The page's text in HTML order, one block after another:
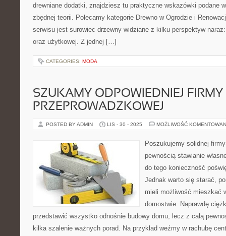
drewniane dodatki, znajdziesz tu praktyczne wskazówki podane
zbędnej teorii. Polecamy kategorie Drewno w Ogrodzie i
serwisu jest surowiec drzewny widziane z kilku perspektyw
oraz użytkowej. Z jednej […]
CATEGORIES: MODA
SZUKAMY ODPOWIEDNIEJ FIRMY
PRZEPROWADZKOWEJ
POSTED BY ADMIN LIS - 30 - 2025 MOŻLIWOŚĆ
Poszukujemy solidnej
pewnością stawianie
do tego konieczność
Jednak warto się starać,
mieli możliwość mieszkać
domostwie. Naprawdę
przedstawić wszystko odnośnie budowy domu, lecz z całą
kilka szalenie ważnych porad. Na przykład weźmy w rachubę